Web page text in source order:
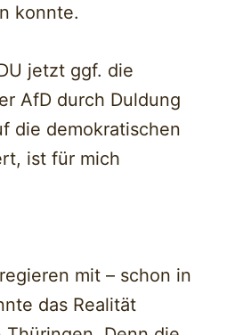
konnte.
jetzt ggf. die
AfD durch Duldung
die demokratischen
ist für mich
mit – schon in
das Realität